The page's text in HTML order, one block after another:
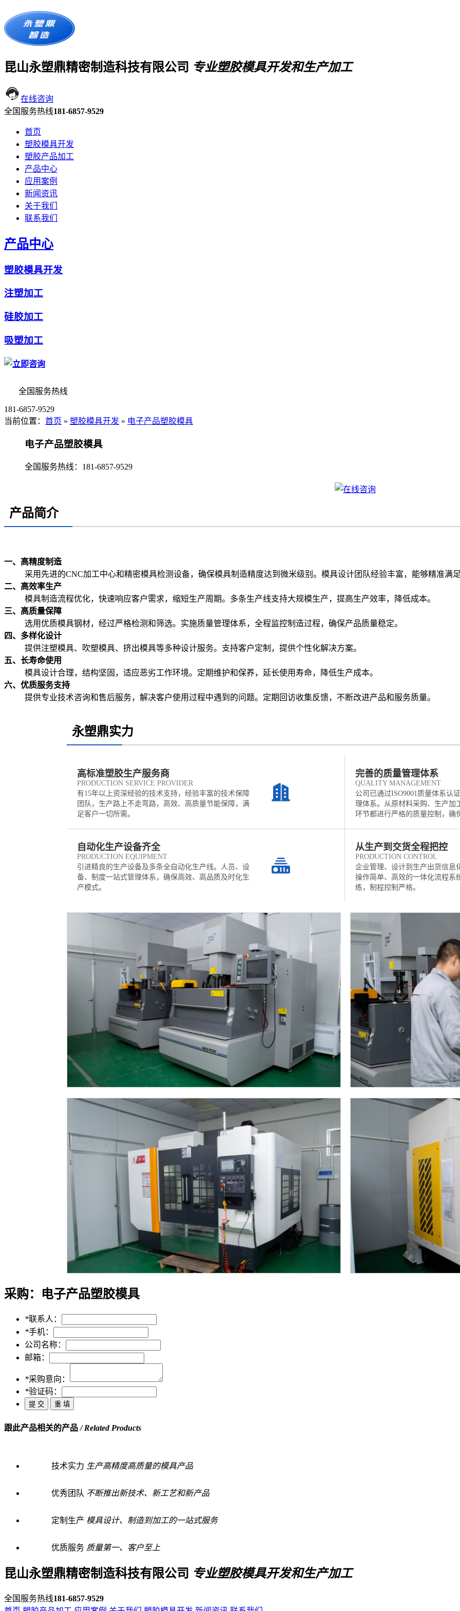
昆山永塑鼎精密制造科技有限公司 专业塑胶模具开发和生产加工
在线咨询
全国服务热线181-6857-9529
首页
塑胶模具开发
塑胶产品加工
产品中心
应用案例
新闻资讯
关于我们
联系我们
产品中心
塑胶模具开发
注塑加工
硅胶加工
吸塑加工
全国服务热线
181-6857-9529
当前位置： 首页 » 塑胶模具开发 » 电子产品塑胶模具
电子产品塑胶模具
全国服务热线： 181-6857-9529
产品简介
一、高精度制造
采用先进的CNC加工中心和精密模具检测设备，确保模具制造精度达到微米级别。模具设计团队经验丰富，能够精准满足
二、高效率生产
模具制造流程优化，快速响应客户需求，缩短生产周期。多条生产线支持大规模生产，提高生产效率，降低成本。
三、高质量保障
选用优质模具钢材，经过严格检测和筛选。实施质量管理体系，全程监控制造过程，确保产品质量稳定。
四、多样化设计
提供注塑模具、吹塑模具、挤出模具等多种设计服务。支持客户定制，提供个性化解决方案。
五、长寿命使用
模具设计合理，结构坚固，适应恶劣工作环境。定期维护和保养，延长使用寿命，降低生产成本。
六、优质服务支持
提供专业技术咨询和售后服务，解决客户使用过程中遇到的问题。定期回访收集反馈，不断改进产品和服务质量。
永塑鼎实力
高标准塑胶生产服务商
PRODUCTION SERVICE PROVIDER
有15年以上资深经验的技术支持，经验丰富的技术保障
团队，生产路上不走弯路，高效、高质量节能保障，满
足客户一切所需。
完善的质量管理体系
QUALITY MANAGEMENT
公司已通过ISO9001质量体系认
理体系。从原材料采购、生产加
环节都进行严格的质量控制，确
自动化生产设备齐全
PRODUCTION EQUIPMENT
引进精良的生产设备及多条全自动化生产线。人员、设
备、制度一站式管理体系，确保高效、高品质及时化生
产模式。
从生产到交货全程把控
PRODUCTION CONTROL
企业管理、设计到生产出货信息
操作简单、高效的一体化流程系
练，制程控制严格。
采购： 电子产品塑胶模具
*联系人：
*手机：
公司名称：
邮箱：
*采购意向：
*验证码：
跟此产品相关的产品/ Related Products
技术实力 生产高精度高质量的模具产品
优秀团队 不断推出新技术、新工艺和新产品
定制生产 模具设计、制造到加工的一站式服务
优质服务 质量第一、客户至上
昆山永塑鼎精密制造科技有限公司 专业塑胶模具开发和生产加工
全国服务热线181-6857-9529